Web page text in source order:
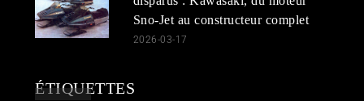
Sno-Jet au constructeur complet
2026-03-17
ÉTIQUETTES